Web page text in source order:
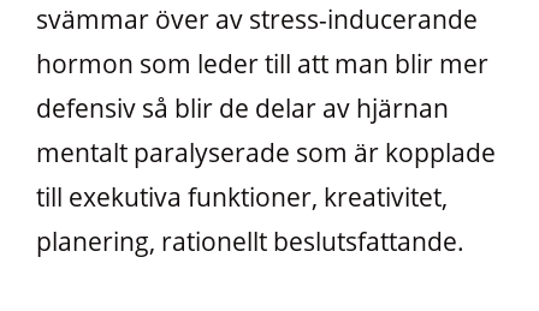
svämmar över av stress-inducerande
hormon som leder till att man blir mer
defensiv så blir de delar av hjärnan
mentalt paralyserade som är kopplade
till exekutiva funktioner, kreativitet,
planering, rationellt beslutsfattande.